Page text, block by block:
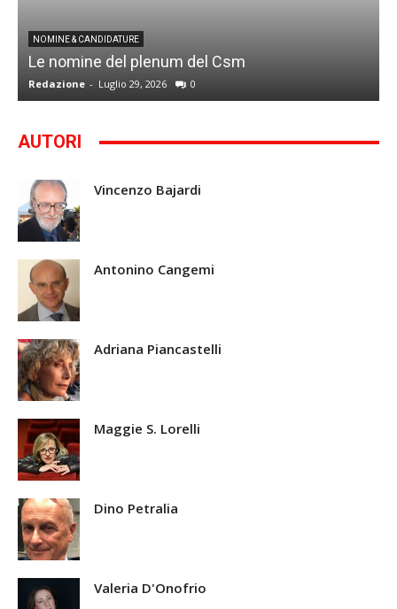
NOMINE & CANDIDATURE
Le nomine del plenum del Csm
Redazione - Luglio 29, 2026 0
AUTORI
Vincenzo Bajardi
Antonino Cangemi
Adriana Piancastelli
Maggie S. Lorelli
Dino Petralia
Valeria D'Onofrio